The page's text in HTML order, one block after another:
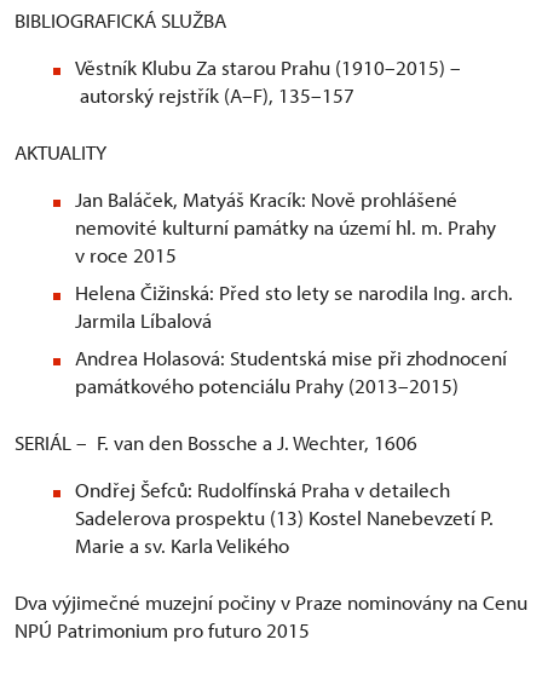
BIBLIOGRAFICKÁ SLUŽBA
Věstník Klubu Za starou Prahu (1910–2015) –
autorský rejstřík (A–F), 135–157
AKTUALITY
Jan Baláček, Matyáš Kracík: Nově prohlášené
nemovité kulturní památky na území hl. m. Prahy
v roce 2015
Helena Čižinská: Před sto lety se narodila Ing. arch.
Jarmila Líbalová
Andrea Holasová: Studentská mise při zhodnocení
památkového potenciálu Prahy (2013–2015)
SERIÁL – F. van den Bossche a J. Wechter, 1606
Ondřej Šefců: Rudolfínská Praha v detailech
Sadelerova prospektu (13) Kostel Nanebevzetí P.
Marie a sv. Karla Velikého
Dva výjimečné muzejní počiny v Praze nominovány na Cenu
NPÚ Patrimonium pro futuro 2015